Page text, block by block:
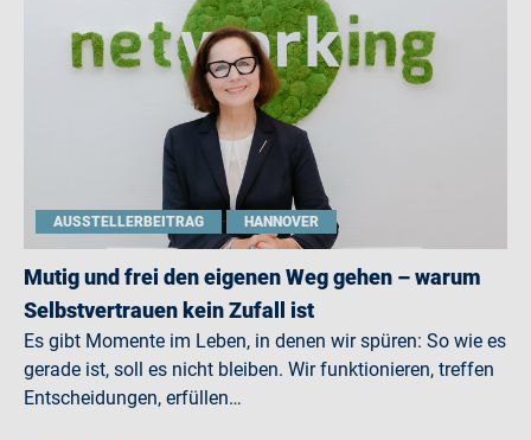
AUSSTELLERBEITRAG HANNOVER
Mutig und frei den eigenen Weg gehen – warum
Selbstvertrauen kein Zufall ist
Es gibt Momente im Leben, in denen wir spüren: So wie es
gerade ist, soll es nicht bleiben. Wir funktionieren, treffen
Entscheidungen, erfüllen…